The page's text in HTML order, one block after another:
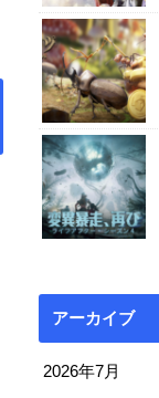
アーカイブ
2026年7月